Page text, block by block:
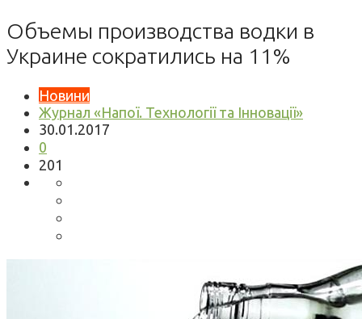
Объемы производства водки в
Украине сократились на 11%
Новини
Журнал «Напої. Технології та Інновації»
30.01.2017
0
201